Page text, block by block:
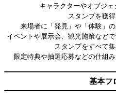
キャラクターやオブジェ
スタンプを獲得
来場者に「発見」や「体験」
イベントや展示会、観光施策など
スタンプをすべて集
限定特典や抽選応募などの仕組
基本フ